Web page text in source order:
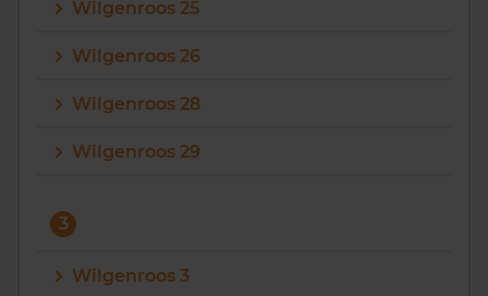
Wilgenroos 25
Wilgenroos 26
Wilgenroos 28
Wilgenroos 29
3
Wilgenroos 3